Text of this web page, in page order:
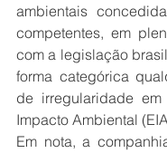
ambientais
competentes, em
com a legislação
forma categórica
de irregularidade
Impacto Ambiental
Em nota, a